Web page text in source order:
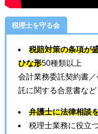
税理士を守る会
税賠対策の条項が
ひな形50種類以上
会計業務委託契約書
託に関する合意書など
弁護士に法律相談
税理士業務に役立